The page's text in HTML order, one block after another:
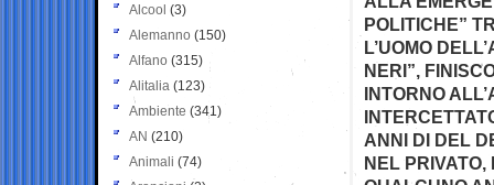
POLITICHE”
L’UOMO
NERI”,
INTORNO
ANNI DI DEL
NEL PRIVATO,
Alcool (3)
Alemanno (150)
Alfano (315)
Alitalia (123)
Ambiente (341)
AN (210)
Animali (74)